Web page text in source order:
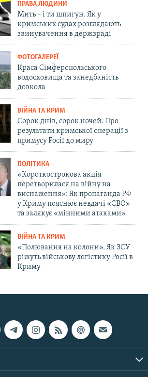
ПРАВА ЛЮДИНИ
Мить – і ти шпигун. Як у
кримських судах розглядають
звинувачення в держзраді
ФОТОГАЛЕРЕЇ
Краса Сімферопольського
водосховища та занедбаність
довкола
ВІЙНА ТА КРИМ
Сорок днів, сорок ночей. Про
результати кримської операції з
примусу Росії до миру
ПОЛІТИКА
«Короткострокова акція
перетворилася на війну на
виснаження»: Як пропаганда РФ
у Криму пояснює невдачі «СВО»
та залякує «мінними атаками»
ВІЙНА ТА КРИМ
«Полювання на колони». Як ЗСУ
ріжуть військову логістику Росії в
Криму